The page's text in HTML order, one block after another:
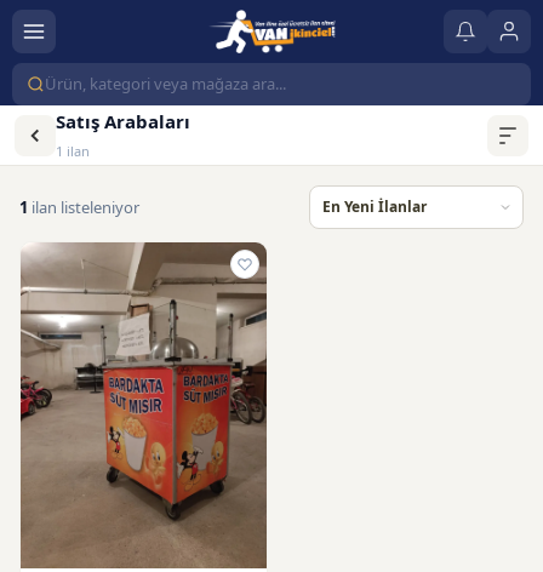
Satış Arabaları
1 ilan
1 ilan listeleniyor